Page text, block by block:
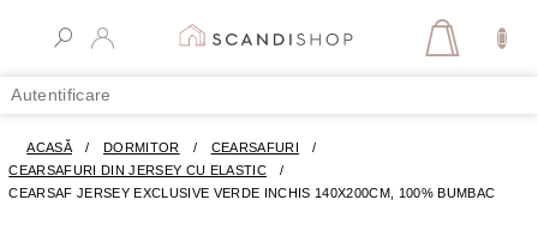
conținut
Autentificare
COŞ
ACASĂ / DORMITOR / CEARSAFURI
/
CEARSAFURI DIN JERSEY CU ELASTIC
/
CEARSAF JERSEY EXCLUSIVE VERDE INCHIS 140X200CM, 100% BUMBAC